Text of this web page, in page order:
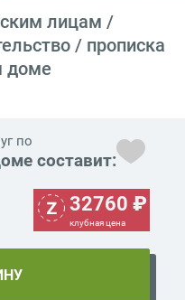
лицам /
/ прописка
доме
по
составит:
32760 ₽
клубная цена